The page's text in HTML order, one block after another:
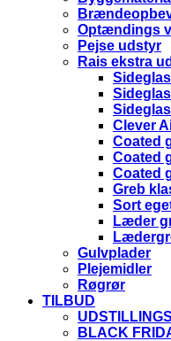
Optændings
Pejse udstyr
Rais ekstra
Clever
Coated
Coated
Coated
Greb
Sort
Læder
Gulvplader
Plejemidler
Røgrør
TILBUD
BLACK